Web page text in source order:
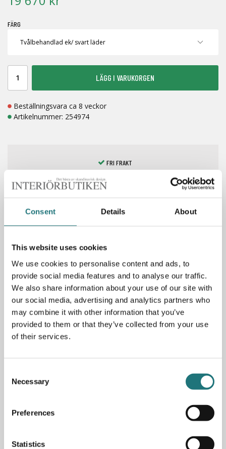
Consent Details About
This website uses cookies
We use cookies to personalise content and ads, to
provide social media features and to analyse our traffic.
We also share information about your use of our site with
our social media, advertising and analytics partners who
may combine it with other information that you’ve
provided to them or that they’ve collected from your use
of their services.
Selection
Necessary
Preferences
Statistics
FÄRG
LÄGG I VARUKORGEN
Beställningsvara ca 8 veckor
Artikelnummer: 254974
FRI FRAKT
LAGERVAROR 1-7 DAGAR
PRODUKTBESKRIVNING
Fotpall OW149F i design av Ole Wanscher för danska Carl
Hansen o Son. En snygg och välgjord fotpall som även är
stapelbar. Perfekt som extra sittplats men extra snygg
som fotpall till sin tillhörande fåtölj OW149. Här i
även i andra färger, material och tyger för beställning i vår
är ett rekommenderat pris från leverantören
Artikelnummer